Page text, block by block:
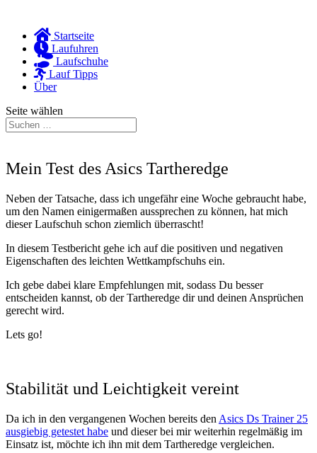
Startseite
Laufuhren
Laufschuhe
Lauf Tipps
Über
Seite wählen
Mein Test des Asics Tartheredge
Neben der Tatsache, dass ich ungefähr eine Woche gebraucht habe,
um den Namen einigermaßen aussprechen zu können, hat mich
dieser Laufschuh schon ziemlich überrascht!
In diesem Testbericht gehe ich auf die positiven und negativen
Eigenschaften des leichten Wettkampfschuhs ein.
Ich gebe dabei klare Empfehlungen mit, sodass Du besser
entscheiden kannst, ob der Tartheredge dir und deinen Ansprüchen
gerecht wird.
Lets go!
Stabilität und Leichtigkeit vereint
Da ich in den vergangenen Wochen bereits den Asics Ds Trainer 25
ausgiebig getestet habe und dieser bei mir weiterhin regelmäßig im
Einsatz ist, möchte ich ihn mit dem Tartheredge vergleichen.